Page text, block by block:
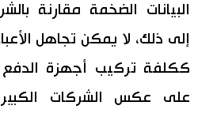
البيانات الضخمة مقارنة
إلى ذلك، لا يمكن تجاهل
ككلفة تركيب أجهزة
على عكس الشركات